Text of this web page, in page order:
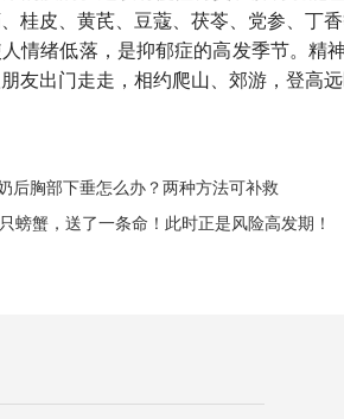
桂皮、黄芪、豆蔻、茯苓、党参、丁香
情绪低落，是抑郁症的高发季节。精
友出门走走，相约爬山、郊游，登高
后胸部下垂怎么办？两种方法可补救
螃蟹，送了一条命！此时正是风险高发期！